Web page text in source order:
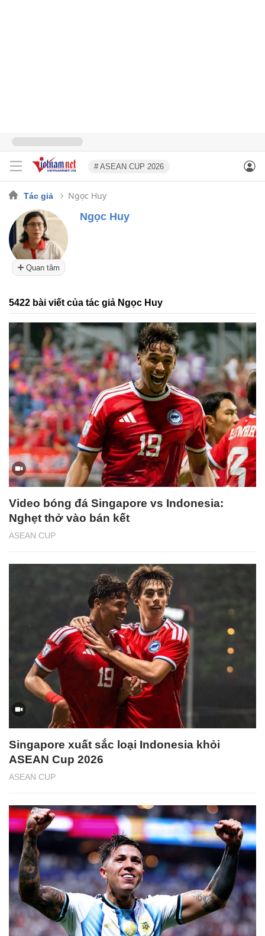
# ASEAN CUP 2026
Tác giả Ngọc Huy
Quan tâm
Ngọc Huy
5422 bài viết của tác giả Ngọc Huy
ASEAN CUP
Video bóng đá Singapore vs Indonesia:
Nghẹt thở vào bán kết
ASEAN CUP
Singapore xuất sắc loại Indonesia khỏi
ASEAN Cup 2026